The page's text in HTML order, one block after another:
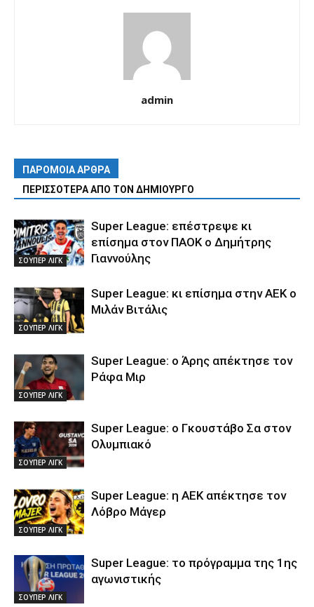
admin
ΠΑΡΟΜΟΙΑ ΑΡΘΡΑ
ΠΕΡΙΣΣΟΤΕΡΑ ΑΠΟ ΤΟΝ ΔΗΜΙΟΥΡΓΟ
ΣΟΥΠΕΡ ΛΙΓΚ
Super League: επέστρεψε κι
επίσημα στον ΠΑΟΚ ο Δημήτρης
Γιαννούλης
ΣΟΥΠΕΡ ΛΙΓΚ
Super League: κι επίσημα στην ΑΕΚ ο
Μιλάν Βιτάλις
ΣΟΥΠΕΡ ΛΙΓΚ
Super League: ο Άρης απέκτησε τον
Ράφα Μιρ
ΣΟΥΠΕΡ ΛΙΓΚ
Super League: ο Γκουστάβο Σα στον
Ολυμπιακό
ΣΟΥΠΕΡ ΛΙΓΚ
Super League: η ΑΕΚ απέκτησε τον
Λόβρο Μάγερ
ΣΟΥΠΕΡ ΛΙΓΚ
Super League: το πρόγραμμα της 1ης
αγωνιστικής